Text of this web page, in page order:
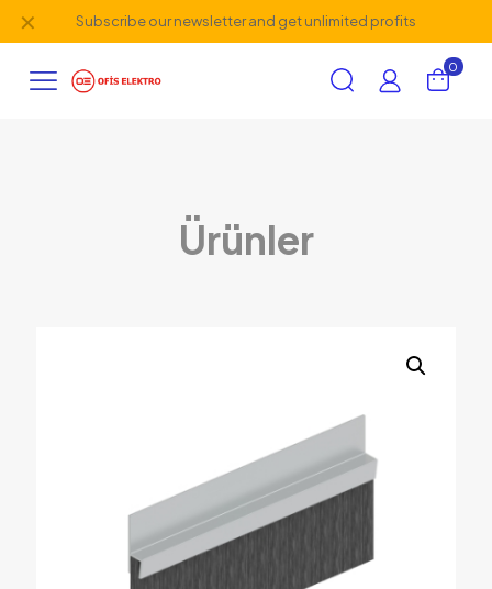
Subscribe our newsletter and get unlimited profits
✕
0
Ürünler